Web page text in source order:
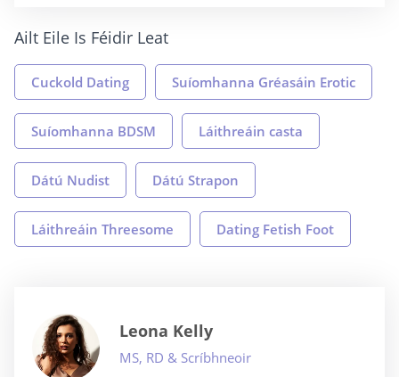
Ailt Eile Is Féidir Leat
Cuckold Dating Suíomhanna Gréasáin Erotic
Suíomhanna BDSM Láithreáin casta
Dátú Nudist Dátú Strapon
Láithreáin Threesome Dating Fetish Foot
Leona Kelly
MS, RD & Scríbhneoir